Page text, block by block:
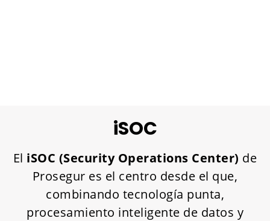
iSOC
El iSOC (Security Operations Center) de
Prosegur es el centro desde el que,
combinando tecnología punta,
procesamiento inteligente de datos y